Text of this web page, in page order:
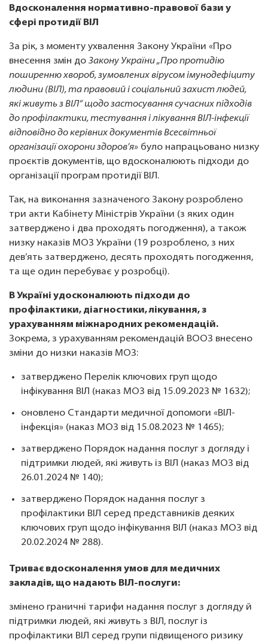
Вдосконалення нормативно-правової бази у
сфері протидії ВІЛ
За рік, з моменту ухвалення Закону України «Про
внесення змін до Закону України „Про протидію
поширенню хвороб, зумовлених вірусом імунодефіциту
людини (ВІЛ), та правовий і соціальний захист людей,
які живуть з ВІЛ“ щодо застосування сучасних підходів
до профілактики, тестування і лікування ВІЛ-інфекції
відповідно до керівних документів Всесвітньої
організації охорони здоров’я» було напрацьовано низку
проєктів документів, що вдосконалюють підходи до
організації програм протидії ВІЛ.
Так, на виконання зазначеного Закону розроблено
три акти Кабінету Міністрів України (з яких один
затверджено і два проходять погодження), а також
низку наказів МОЗ України (19 розроблено, з них
дев’ять затверджено, десять проходять погодження,
та ще один перебуває у розробці).
В Україні удосконалюють підходи до
профілактики, діагностики, лікування, з
урахуванням міжнародних рекомендацій.
Зокрема, з урахуванням рекомендацій ВООЗ внесено
зміни до низки наказів МОЗ:
затверджено Перелік ключових груп щодо
інфікування ВІЛ (наказ МОЗ від 15.09.2023 № 1632);
оновлено Стандарти медичної допомоги «ВІЛ-
інфекція» (наказ МОЗ від 15.08.2023 № 1465);
затверджено Порядок надання послуг з догляду і
підтримки людей, які живуть із ВІЛ (наказ МОЗ від
26.01.2024 № 140);
затверджено Порядок надання послуг з
профілактики ВІЛ серед представників деяких
ключових груп щодо інфікування ВІЛ (наказ МОЗ від
20.02.2024 № 288).
Триває вдосконалення умов для медичних
закладів, що надають ВІЛ-послуги:
змінено граничні тарифи надання послуг з догляду й
підтримки людей, які живуть з ВІЛ, послуг із
профілактики ВІЛ серед групи підвищеного ризику